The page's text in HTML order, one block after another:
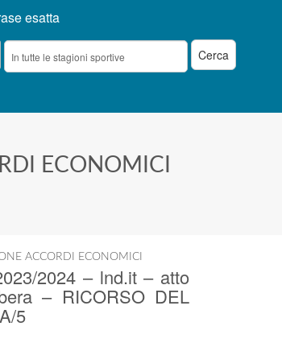
esatta
ECONOMICI
ACCORDI ECONOMICI
2024 – lnd.it – atto
– RICORSO DEL
5